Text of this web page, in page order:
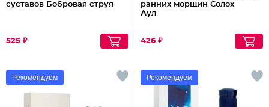
суставов Бобровая струя
525 ₽
ранних морщин Солох
Аул
426 ₽
Рекомендуем Рекомендуем